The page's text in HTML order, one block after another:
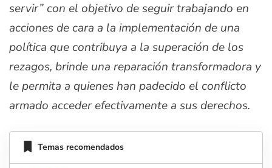
servir” con el objetivo de seguir trabajando en
acciones de cara a la implementación de una
política que contribuya a la superación de los
rezagos, brinde una reparación transformadora y
le permita a quienes han padecido el conflicto
armado acceder efectivamente a sus derechos.
Temas recomendados